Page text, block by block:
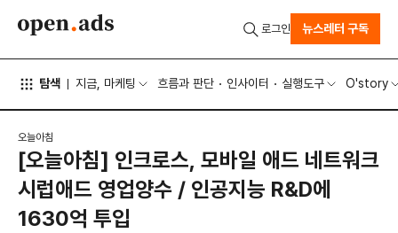
탐색 지금, 마케팅 흐름과 판단 인사이터 실행도구 O'story
로그인 뉴스레터 구독
오늘아침
[오늘아침] 인크로스, 모바일 애드 네트워크
시럽애드 영업양수 / 인공지능 R&D에
1630억 투입